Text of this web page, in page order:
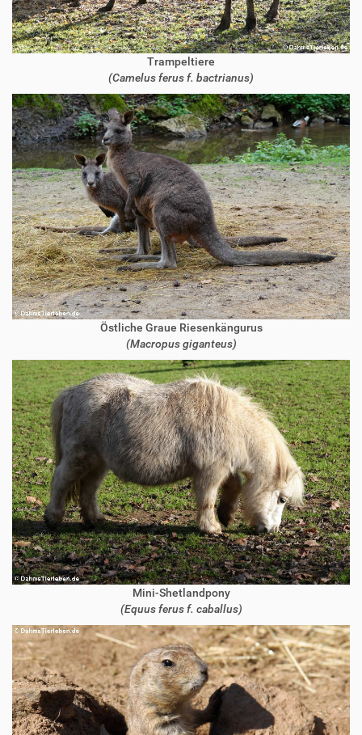
Trampeltiere
(Camelus ferus f. bactrianus)
Östliche Graue Riesenkängurus
(Macropus giganteus)
Mini-Shetlandpony
(Equus ferus f. caballus)